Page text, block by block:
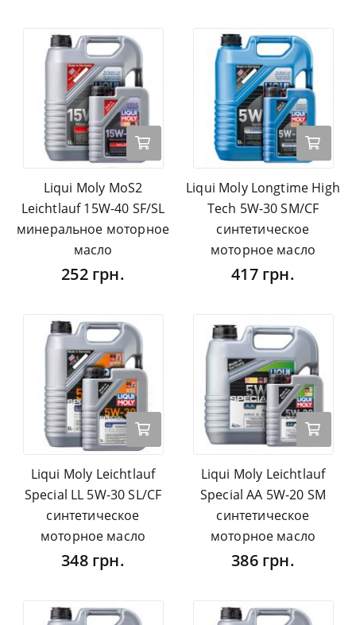
Liqui Moly MoS2
Leichtlauf 15W-40 SF/SL
минеральное моторное
масло
252 грн.
Liqui Moly Longtime High
Tech 5W-30 SM/CF
синтетическое
моторное масло
417 грн.
Liqui Moly Leichtlauf
Special LL 5W-30 SL/CF
синтетическое
моторное масло
348 грн.
Liqui Moly Leichtlauf
Special AA 5W-20 SM
синтетическое
моторное масло
386 грн.